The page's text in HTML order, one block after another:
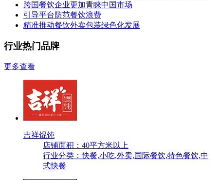
跨国餐饮企业更加青睐中国市场
引导平台防范餐饮浪费
精准推动餐饮外卖包装绿色化发展
行业热门品牌
更多查看
吉祥馄饨
店铺面积：40平方米以上
行业分类：快餐,小吃,外卖,国际餐饮,特色餐饮,中
式快餐